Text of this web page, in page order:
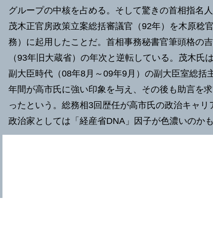
グループの中核を占める。そして驚きの首相指名人
茂木正官房政策立案総括審議官（92年）を木原稔
務）に起用したことだ。首相事務秘書官筆頭格の
（93年旧大蔵省）の年次と逆転している。茂木氏
副大臣時代（08年8月～09年9月）の副大臣室総括
年間が高市氏に強い印象を与え、その後も助言を
ったという。総務相3回歴任が高市氏の政治キャリ
政治家としては「経産省DNA」因子が色濃いのか